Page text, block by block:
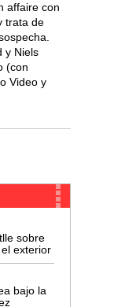
affaire con
trata de
y Niels
(con
Video y
sobre
exterior
bajo la